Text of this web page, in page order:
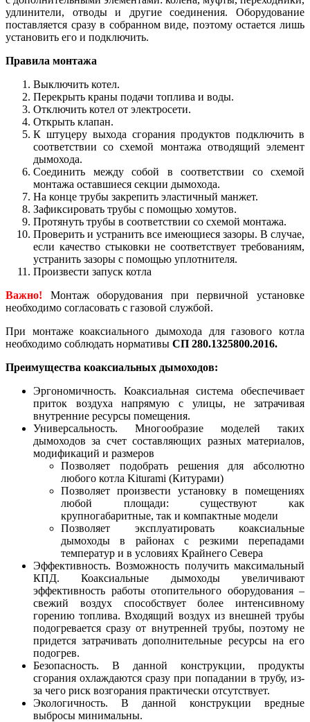
удлинители, отводы и другие соединения. Оборудование
поставляется сразу в собранном виде, поэтому остается лишь
установить его и подключить.
Правила монтажа
Выключить котел.
Перекрыть краны подачи топлива и воды.
Отключить котел от электросети.
Открыть клапан.
К штуцеру выхода сгорания продуктов подключить в
соответствии со схемой монтажа отводящий элемент
дымохода.
Соединить между собой в соответствии со схемой
монтажа оставшиеся секции дымохода.
На конце трубы закрепить эластичный манжет.
Зафиксировать трубы с помощью хомутов.
Протянуть трубы в соответствии со схемой монтажа.
Проверить и устранить все имеющиеся зазоры. В случае,
если качество стыковки не соответствует требованиям,
устранить зазоры с помощью уплотнителя.
Произвести запуск котла
Важно!
Монтаж оборудования при первичной установке
необходимо согласовать с газовой службой.
При монтаже коаксиального дымохода для газового котла
необходимо соблюдать нормативы СП 280.1325800.2016.
Преимущества коаксиальных дымоходов:
Эргономичность. Коаксиальная система обеспечивает
приток воздуха напрямую с улицы, не затрачивая
внутренние ресурсы помещения.
Универсальность. Многообразие моделей таких
дымоходов за счет составляющих разных материалов,
модификаций и размеров
Позволяет подобрать решения для абсолютно
любого котла Kiturami (Китурами)
Позволяет произвести установку в помещениях
любой площади: существуют как
крупногабаритные, так и компактные модели
Позволяет эксплуатировать коаксиальные
дымоходы в районах с резкими перепадами
температур и в условиях Крайнего Севера
Эффективность. Возможность получить максимальный
КПД. Коаксиальные дымоходы увеличивают
эффективность работы отопительного оборудования –
свежий воздух способствует более интенсивному
горению топлива. Входящий воздух из внешней трубы
подогревается сразу от внутренней трубы, поэтому не
придется затрачивать дополнительные ресурсы на его
подогрев.
Безопасность. В данной конструкции, продукты
сгорания охлаждаются сразу при попадании в трубу, из-
за чего риск возгорания практически отсутствует.
Экологичность. В данной конструкции вредные
выбросы минимальны.